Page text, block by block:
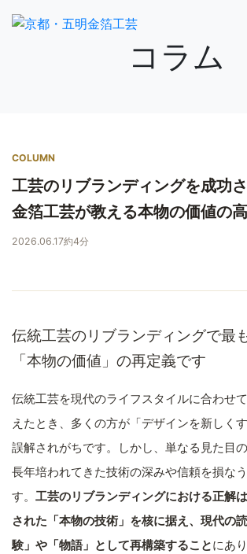
コラム
COLUMN
工芸のリブランディングを成功
金箔工芸が教える本物の価値の
2026.06.17約4分
伝統工芸のリブランディングで最
「本物の価値」の再定義です
伝統工芸を現代のライフスタイルに合わせ
えたとき、多くの方が「デザインを新しく
誤解されがちです。しかし、単なる見た目の
長年培われてきた技術の深みや信頼を損な
す。 工芸のリブランディングにおける正解
された「本物の技術」を核に据え、現代の
験」や「物語」として再構築することにあ